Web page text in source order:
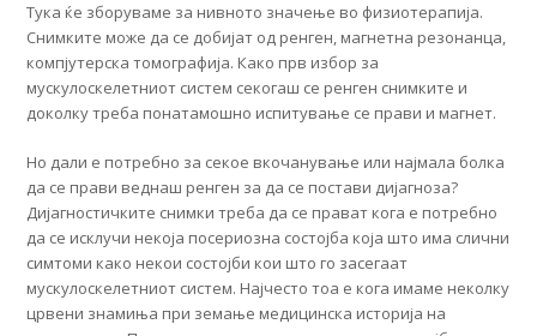
Тука ќе зборуваме за нивното значење во физиотерапија.
Снимките може да се добијат од ренген, магнетна резонанца,
компјутерска томографија. Како прв избор за
мускулоскелетниот систем секогаш се ренген снимките и
доколку треба понатамошно испитување се прави и магнет.
Но дали е потребно за секое вкочанување или најмала болка
да се прави веднаш ренген за да се постави дијагноза?
Дијагностичките снимки треба да се прават кога е потребно
да се исклучи некоја посериозна состојба која што има слични
симтоми како некои состојби кои што го засегаат
мускулоскелетниот систем. Најчесто тоа е кога имаме неколку
црвени знамиња при земање медицинска историја на